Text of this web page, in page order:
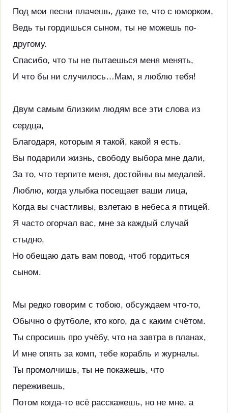
Под мои песни плачешь, даже те, что с юморком,
Ведь ты гордишься сыном, ты не можешь по-
другому.
Спасибо, что ты не пытаешься меня менять,
И что бы ни случилось…Мам, я люблю тебя!
Двум самым близким людям все эти слова из
сердца,
Благодаря, которым я такой, какой я есть.
Вы подарили жизнь, свободу выбора мне дали,
За то, что терпите меня, достойны вы медалей.
Люблю, когда улыбка посещает ваши лица,
Когда вы счастливы, взлетаю в небеса я птицей.
Я часто огорчал вас, мне за каждый случай
стыдно,
Но обещаю дать вам повод, чтоб гордиться
сыном.
Мы редко говорим с тобою, обсуждаем что-то,
Обычно о футболе, кто кого, да с каким счётом.
Ты спросишь про учёбу, что на завтра в планах,
И мне опять за комп, тебе корабль и журналы.
Ты промолчишь, ты не покажешь, что
переживешь,
Потом когда-то всё расскажешь, но не мне, а